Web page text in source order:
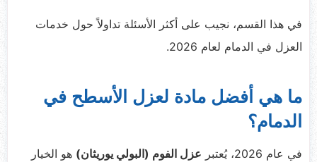
في هذا القسم، نجيب على أكثر الأسئلة تداولاً حول خدمات
العزل في الدمام لعام 2026.
ما هي أفضل مادة لعزل الأسطح في
الدمام؟
في عام 2026، يُعتبر عزل الفوم (البولي يوريثان) هو الخيار